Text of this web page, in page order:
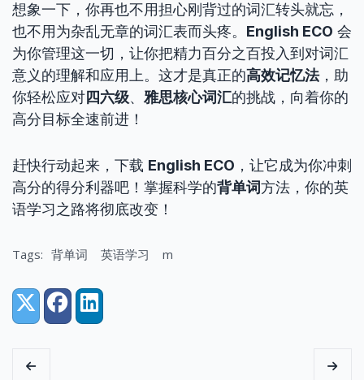
想象一下，你再也不用担心刚背过的词汇转头就忘，
也不用为杂乱无章的词汇表而头疼。 English ECO 会
为你管理这一切，让你把精力百分之百投入到对词汇
意义的理解和应用上。这才是真正的高效记忆法，助
你轻松应对四六级、 雅思核心词汇的挑战，向着你的
高分目标全速前进！
赶快行动起来，下载 English ECO ，让它成为你冲刺
高分的得分利器吧！掌握科学的背单词方法，你的英
语学习之路将彻底改变！
Tags: 背单词 英语学习 m
Share:
X (Twitter)
FacebookLinkedIn